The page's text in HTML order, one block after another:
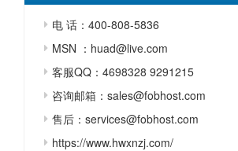
电 话：400-808-5836
MSN ：huad@live.com
客服QQ：4698328 9291215
咨询邮箱：sales@fobhost.com
售后：services@fobhost.com
https://www.hwxnzj.com/